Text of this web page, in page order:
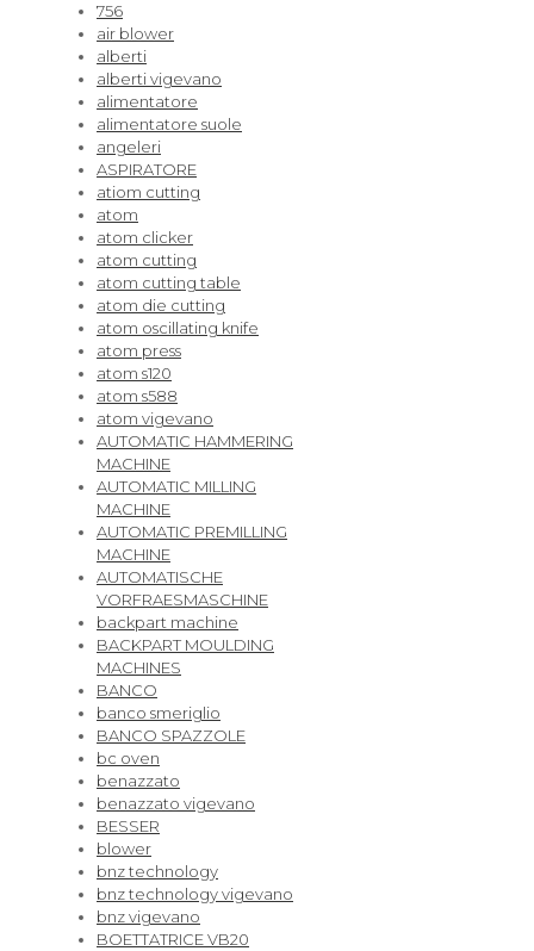
756
air blower
alberti
alberti vigevano
alimentatore
alimentatore suole
angeleri
ASPIRATORE
atiom cutting
atom
atom clicker
atom cutting
atom cutting table
atom die cutting
atom oscillating knife
atom press
atom s120
atom s588
atom vigevano
AUTOMATIC HAMMERING
MACHINE
AUTOMATIC MILLING
MACHINE
AUTOMATIC PREMILLING
MACHINE
AUTOMATISCHE
VORFRAESMASCHINE
backpart machine
BACKPART MOULDING
MACHINES
BANCO
banco smeriglio
BANCO SPAZZOLE
bc oven
benazzato
benazzato vigevano
BESSER
blower
bnz technology
bnz technology vigevano
bnz vigevano
BOETTATRICE VB20